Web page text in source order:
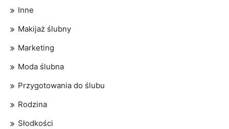
Inne
Makijaż ślubny
Marketing
Moda ślubna
Przygotowania do ślubu
Rodzina
Słodkości